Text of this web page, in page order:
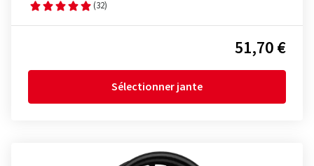
(32)
51,70 €
Sélectionner jante